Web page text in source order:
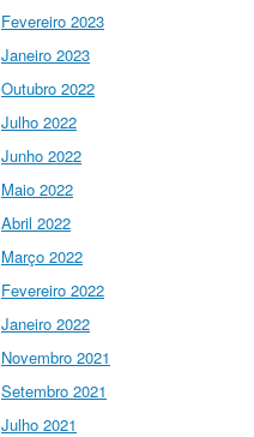
Ciência Viva
"Hoje fazemos parte de
equipas europeias
multidisciplinares que têm
resolução de problemas
mun…
twitter.com/i/web/status/1…
“O impacto dos jovens
investigadores, como eu,
na sociedade é hoje
muito visível nas
empresas. Já não
twitter.com/i/web/status/1…
Fevereiro 2023
Janeiro 2023
Outubro 2022
Julho 2022
Junho 2022
Maio 2022
Abril 2022
Março 2022
Fevereiro 2022
Janeiro 2022
Novembro 2021
Setembro 2021
Julho 2021